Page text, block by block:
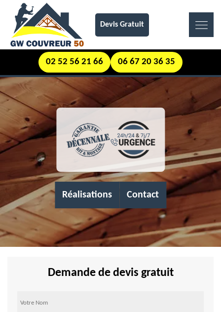
Devis Gratuit
02 52 56 21 66 06 67 20 36 35
Réalisations Contact
Demande de devis gratuit